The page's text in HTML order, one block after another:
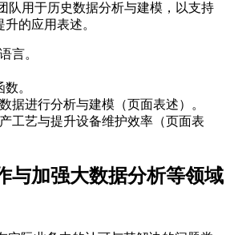
队用于历史数据分析与建模，以支持
的应用表述。
言。
。
据进行分析与建模（页面表述）。
工艺与提升设备维护效率（页面表
与加强大数据分析等领域